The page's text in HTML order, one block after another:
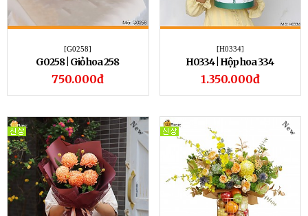
[G0258]
G0258 | Giỏ hoa 258
750.000đ
[H0334]
H0334 | Hộp hoa 334
1.350.000đ
New New